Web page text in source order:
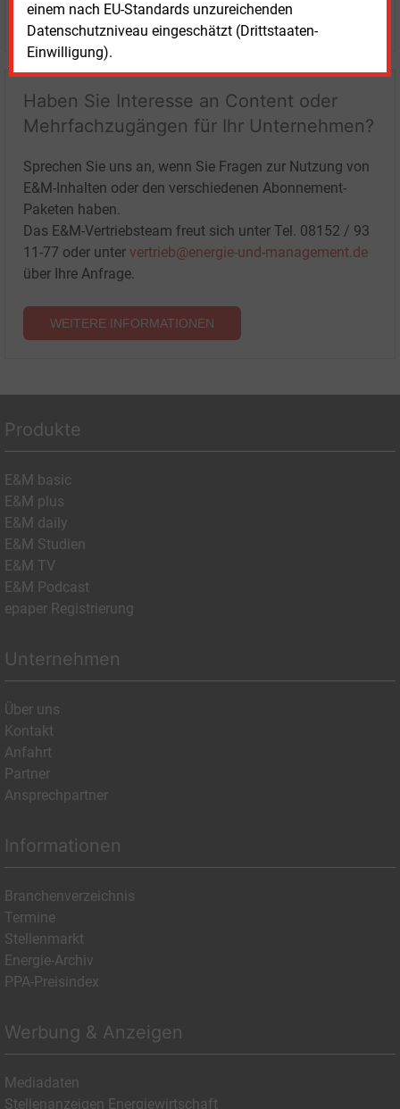
einem nach EU-Standards unzureichenden
Datenschutzniveau eingeschätzt (Drittstaaten-
Einwilligung).
LOGIN
Haben Sie Interesse an Content oder
Mehrfachzugängen für Ihr Unternehmen?
Sprechen Sie uns an, wenn Sie Fragen zur Nutzung von
E&M-Inhalten oder den verschiedenen Abonnement-
Paketen haben.
Das E&M-Vertriebsteam freut sich unter Tel. 08152 / 93
11-77 oder unter vertrieb@energie-und-management.de
über Ihre Anfrage.
WEITERE INFORMATIONEN
Produkte
E&M basic
E&M plus
E&M daily
E&M Studien
E&M TV
E&M Podcast
epaper Registrierung
Unternehmen
Über uns
Kontakt
Anfahrt
Partner
Ansprechpartner
Informationen
Branchenverzeichnis
Termine
Stellenmarkt
Energie-Archiv
PPA-Preisindex
Werbung & Anzeigen
Mediadaten
Stellenanzeigen Energiewirtschaft